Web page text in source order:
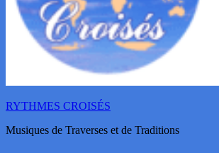
RYTHMES CROISÉS
Musiques de Traverses et de Traditions